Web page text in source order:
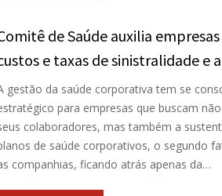
de Saúde auxilia
e taxas de sinistralidade e
gestão da saúde corporativa tem se
para empresas que buscam
colaboradores, mas também a
de saúde corporativos, o segundo
companhias, ficando atrás apenas da…